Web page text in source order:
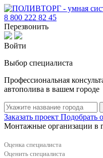
8 800 222 82 45
Перезвонить
Войти
Выбор специалиста
Профессиональная
автополива в вашем городе
Заказать проект Подобрать
Монтажные организации в
Оценка специалиста
Оценить специалиста